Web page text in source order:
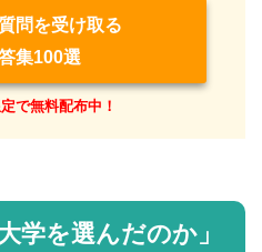
問を受け取る
集100選
で無料配布中！
学を選んだのか」